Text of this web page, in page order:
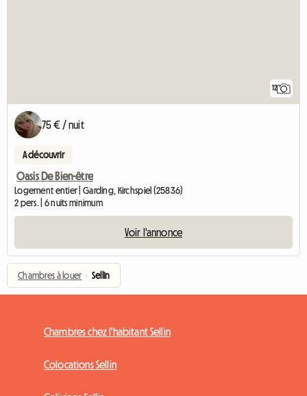
12
75 € / nuit
A découvrir
Oasis De Bien-être
Logement entier | Garding, Kirchspiel (25836)
2 pers. | 6 nuits minimum
Voir l'annonce
Chambres à louer › Sellin
Chambres chez l'habitant Sellin
Colocations Sellin